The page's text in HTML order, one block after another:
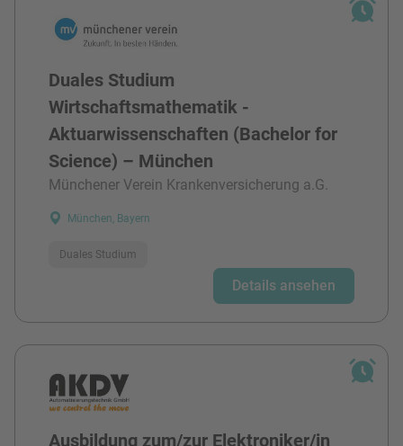
Duales Studium
Wirtschaftsmathematik -
Aktuarwissenschaften (Bachelor for
Science) – München
Münchener Verein Krankenversicherung a.G.
München, Bayern
Duales Studium
Details ansehen
Ausbildung zum/zur Elektroniker/in